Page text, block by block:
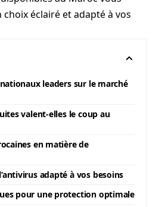
éclairé et adapté à vos
leaders sur le marché
valent-elles le coup au
en matière de
adapté à vos besoins
pour une protection optimale